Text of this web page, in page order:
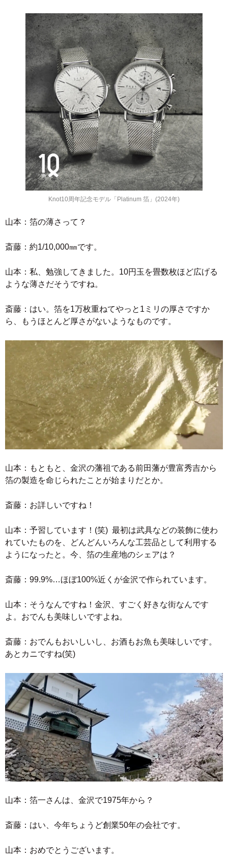
Knot10周年記念モデル「Platinum 箔」(2024年)
山本：箔の薄さって？
斎藤：約1/10,000㎜です。
山本：私、勉強してきました。10円玉を畳数枚ほど広げる
ような薄さだそうですね。
斎藤：はい。箔を1万枚重ねてやっと1ミリの厚さですか
ら、もうほとんど厚さがないようなものです。
山本：もともと、金沢の藩祖である前田藩が豊富秀吉から
箔の製造を命じられたことが始まりだとか。
斎藤：お詳しいですね！
山本：予習しています！(笑) 最初は武具などの装飾に使わ
れていたものを、どんどんいろんな工芸品として利用する
ようになったと。今、箔の生産地のシェアは？
斎藤：99.9%…ほぼ100%近くが金沢で作られています。
山本：そうなんですね！金沢、すごく好きな街なんです
よ。おでんも美味しいですよね。
斎藤：おでんもおいしいし、お酒もお魚も美味しいです。
あとカニですね(笑)
山本：箔一さんは、金沢で1975年から？
斎藤：はい、今年ちょうど創業50年の会社です。
山本：おめでとうございます。